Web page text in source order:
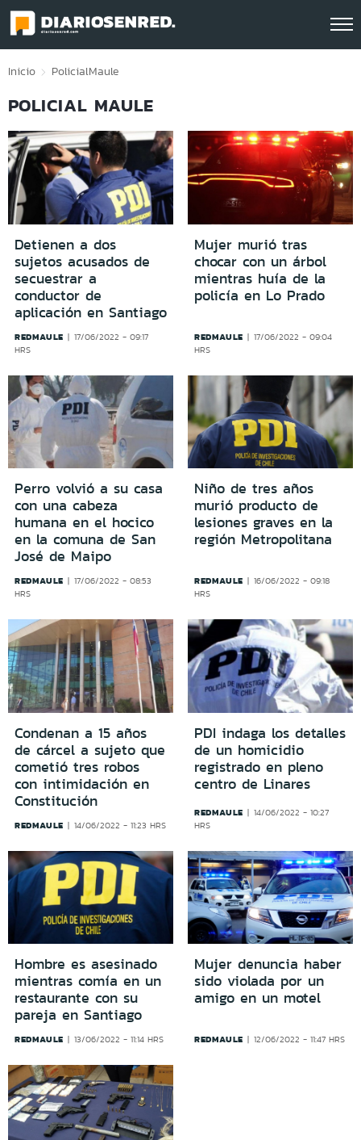
Click acá para ir directamente al contenido
Inicio PolicialMaule
POLICIAL MAULE
Detienen a dos
sujetos acusados de
secuestrar a
conductor de
aplicación en Santiago
REDMAULE
17/06/2022 - 09:17
HRS
Mujer murió tras
chocar con un árbol
mientras huía de la
policía en Lo Prado
REDMAULE
17/06/2022 - 09:04
HRS
Perro volvió a su casa
con una cabeza
humana en el hocico
en la comuna de San
José de Maipo
REDMAULE
17/06/2022 - 08:53
HRS
Niño de tres años
murió producto de
lesiones graves en la
región Metropolitana
REDMAULE
16/06/2022 - 09:18
HRS
Condenan a 15 años
de cárcel a sujeto que
cometió tres robos
con intimidación en
Constitución
REDMAULE 14/06/2022 - 11:23 HRS
PDI indaga los detalles
de un homicidio
registrado en pleno
centro de Linares
REDMAULE
14/06/2022 - 10:27
HRS
Hombre es asesinado
mientras comía en un
restaurante con su
pareja en Santiago
REDMAULE 13/06/2022 - 11:14 HRS
Mujer denuncia haber
sido violada por un
amigo en un motel
REDMAULE 12/06/2022 - 11:47 HRS